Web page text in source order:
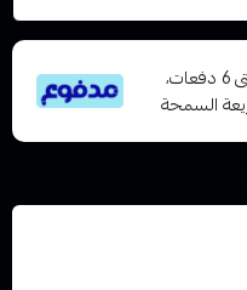
قسم دفعاتك بطريقة ميسرة إلى 4 وحتى 6 دفعات،
السمحة